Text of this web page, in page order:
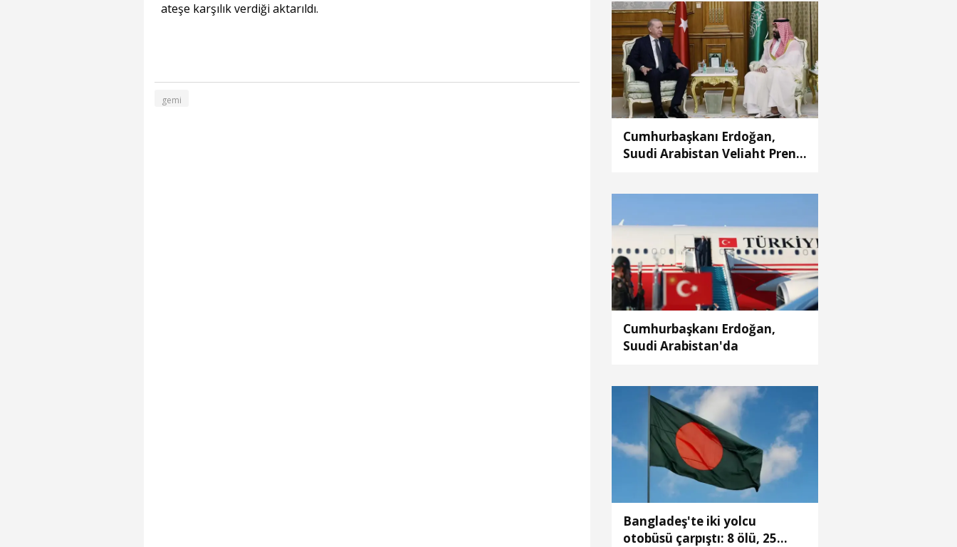
ateşe karşılık verdiği aktarıldı.
gemi
Cumhurbaşkanı Erdoğan,
Suudi Arabistan Veliaht Prensi
Cumhurbaşkanı Erdoğan,
Suudi Arabistan'da
Bangladeş'te iki yolcu
otobüsü çarpıştı: 8 ölü, 25